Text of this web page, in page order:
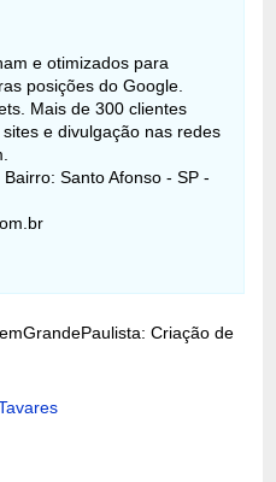
e otimizados para
posições do Google.
Mais de 300 clientes
e divulgação nas redes
Santo Afonso - SP -
Criação de